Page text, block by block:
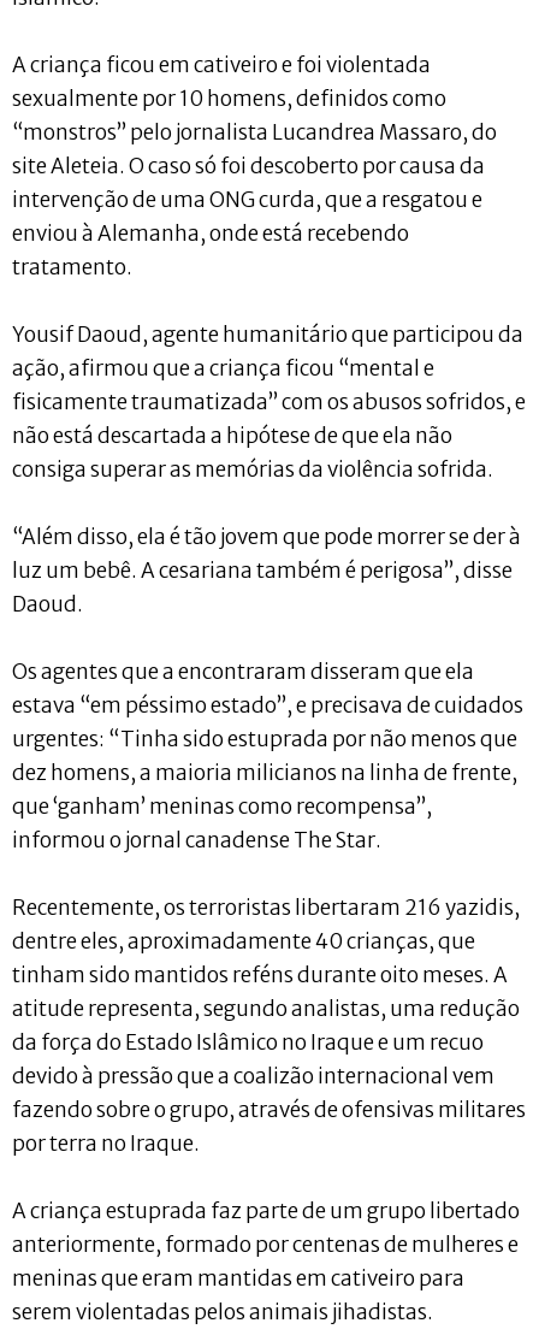
A criança ficou em cativeiro e foi violentada
sexualmente por 10 homens, definidos como
“monstros” pelo jornalista Lucandrea Massaro, do
site Aleteia. O caso só foi descoberto por causa da
intervenção de uma ONG curda, que a resgatou e
enviou à Alemanha, onde está recebendo
tratamento.
Yousif Daoud, agente humanitário que participou da
ação, afirmou que a criança ficou “mental e
fisicamente traumatizada” com os abusos sofridos, e
não está descartada a hipótese de que ela não
consiga superar as memórias da violência sofrida.
“Além disso, ela é tão jovem que pode morrer se der à
luz um bebê. A cesariana também é perigosa”, disse
Daoud.
Os agentes que a encontraram disseram que ela
estava “em péssimo estado”, e precisava de cuidados
urgentes: “Tinha sido estuprada por não menos que
dez homens, a maioria milicianos na linha de frente,
que ‘ganham’ meninas como recompensa”,
informou o jornal canadense The Star.
Recentemente, os terroristas libertaram 216 yazidis,
dentre eles, aproximadamente 40 crianças, que
tinham sido mantidos reféns durante oito meses. A
atitude representa, segundo analistas, uma redução
da força do Estado Islâmico no Iraque e um recuo
devido à pressão que a coalizão internacional vem
fazendo sobre o grupo, através de ofensivas militares
por terra no Iraque.
A criança estuprada faz parte de um grupo libertado
anteriormente, formado por centenas de mulheres e
meninas que eram mantidas em cativeiro para
serem violentadas pelos animais jihadistas.